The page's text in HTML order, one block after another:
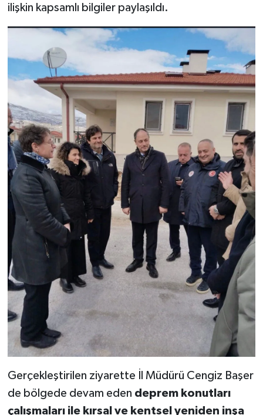
ilişkin kapsamlı bilgiler paylaşıldı.
Gerçekleştirilen ziyarette İl Müdürü Cengiz Başer
de bölgede devam eden deprem konutları
çalışmaları ile kırsal ve kentsel yeniden inşa